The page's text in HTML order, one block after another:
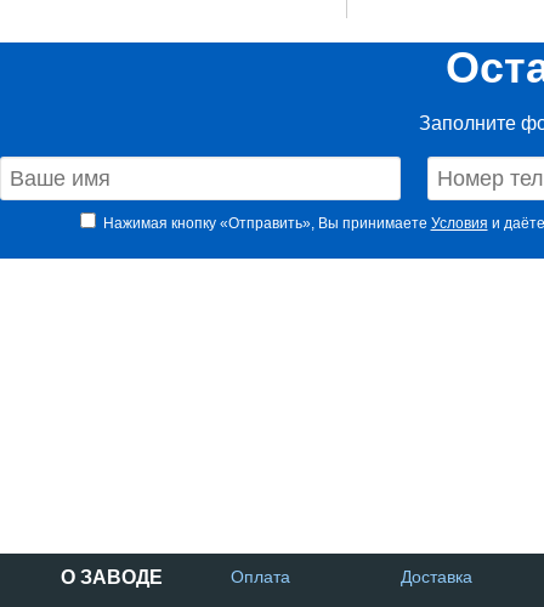
Заполните
Нажимая кнопку «Отправить», Вы принимаете Условия и
О ЗАВОДЕ Оплата Доставка